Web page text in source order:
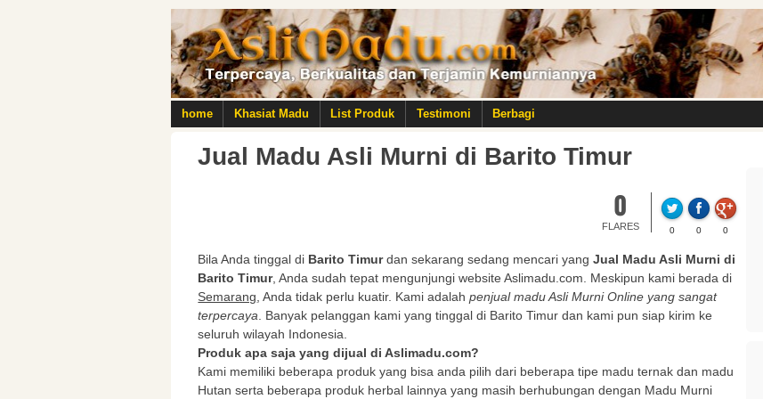
home Khasiat Madu List Produk Testimoni Berbagi
Jual Madu Asli Murni di Barito Timur
0
FLARES 0 0 0
Bila Anda tinggal di Barito Timurdan sekarang sedang mencari yangJual Madu Asli Murni di
Barito Timur, Anda sudah tepat mengunjungi website Aslimadu.com. Meskipun kami berada di
Semarang , Anda tidak perlu kuatir. Kami adalahpenjual madu Asli Murni Online yang sangat
terpercaya . Banyak pelanggan kami yang tinggal di Barito Timur dan kami pun siap kirim ke
seluruh wilayah Indonesia.
Produk apa saja yang dijual di Aslimadu.com?
Kami memiliki beberapa produk yang bisa anda pilih dari beberapa tipe madu ternak dan madu
Hutan serta beberapa produk herbal lainnya yang masih berhubungan dengan Madu Murni